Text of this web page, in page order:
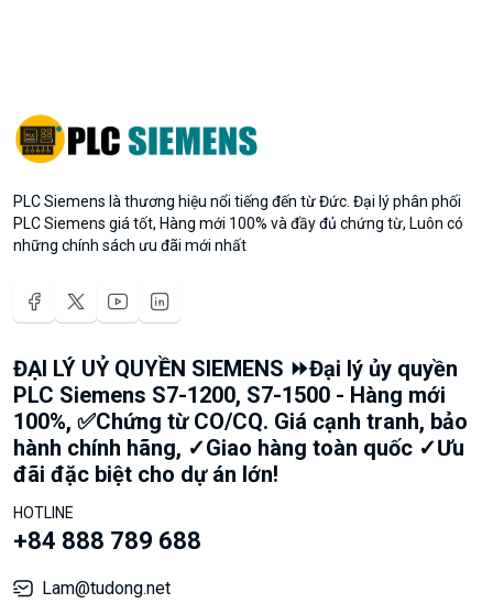
PLC Siemens là thương hiệu nổi tiếng đến từ Đức. Đại lý phân phối
PLC Siemens giá tốt, Hàng mới 100% và đầy đủ chứng từ, Luôn có
những chính sách ưu đãi mới nhất
ĐẠI LÝ UỶ QUYỀN SIEMENS ⏩Đại lý ủy quyền
PLC Siemens S7-1200, S7-1500 - Hàng mới
100%, ✅Chứng từ CO/CQ. Giá cạnh tranh, bảo
hành chính hãng, ✓Giao hàng toàn quốc ✓Ưu
đãi đặc biệt cho dự án lớn!
HOTLINE
+84 888 789 688
Lam@tudong.net